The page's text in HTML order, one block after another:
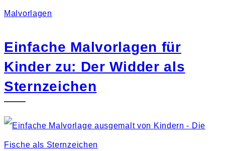
Malvorlagen
Einfache Malvorlagen für
Kinder zu: Der Widder als
Sternzeichen